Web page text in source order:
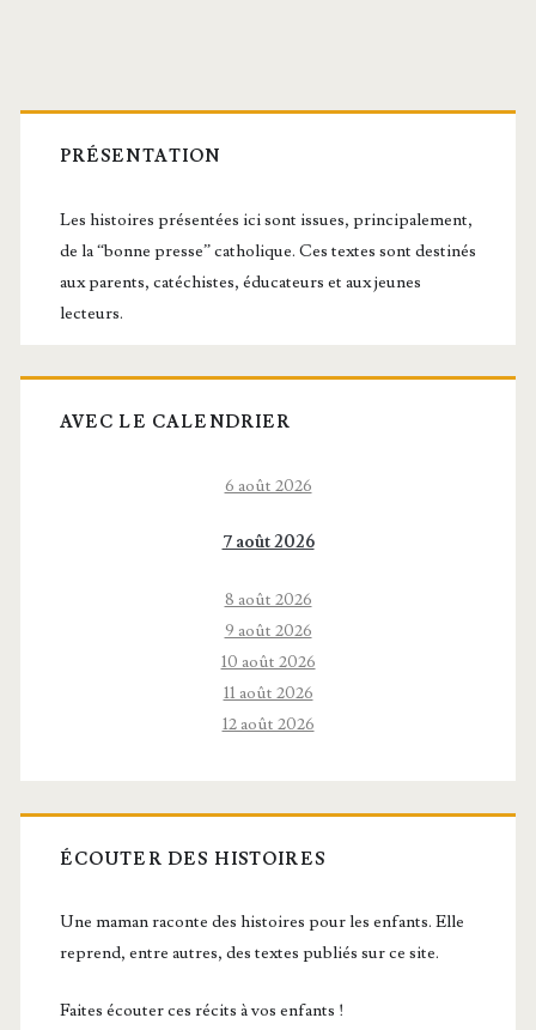
Marie
publications
Barre
latérale
principale
PRÉSENTATION
Les histoires présentées ici sont issues, principalement,
de la “bonne presse” catholique. Ces textes sont destinés
aux parents, catéchistes, éducateurs et aux jeunes
lecteurs.
AVEC LE CALENDRIER
6 août 2026
7 août 2026
8 août 2026
9 août 2026
10 août 2026
11 août 2026
12 août 2026
ÉCOUTER DES HISTOIRES
Une maman raconte des histoires pour les enfants. Elle
reprend, entre autres, des textes publiés sur ce site.
Faites écouter ces récits à vos enfants !